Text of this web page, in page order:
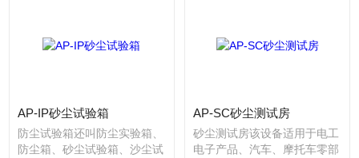
AP-IP砂尘试验箱
防尘试验箱还叫防尘实验箱、
防尘箱、砂尘试验箱、沙尘试
AP-SC砂尘测试房
砂尘测试房该设备适用于电工
电子产品、汽车、摩托车零部